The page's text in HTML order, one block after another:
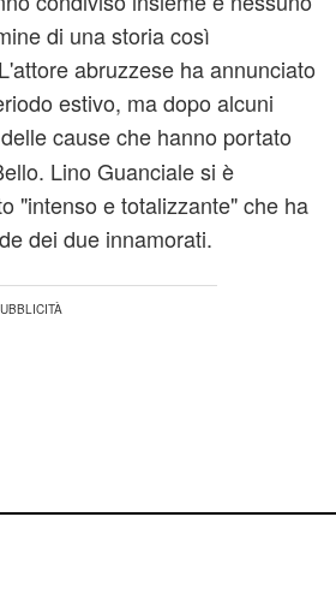
di una storia così
abruzzese ha annunciato
estivo, ma dopo alcuni
cause che hanno portato
Lino Guanciale si è
"intenso e totalizzante" che ha
dei due innamorati.